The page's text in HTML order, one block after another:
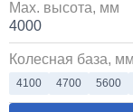
Max. высота, мм
4000
Колесная база, мм
4100 4700 5600